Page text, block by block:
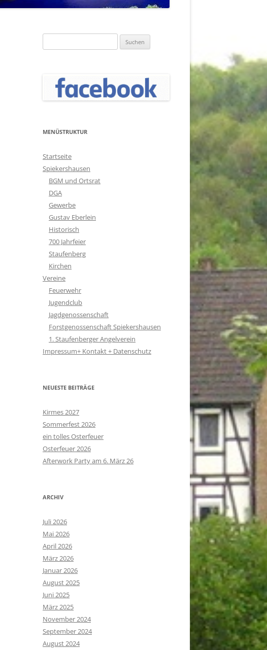
nach:
MENÜSTRUKTUR
Startseite
Spiekershausen
BGM und Ortsrat
DGA
Gewerbe
Gustav Eberlein
Historisch
700 Jahrfeier
Staufenberg
Kirchen
Vereine
Feuerwehr
Jugendclub
Jagdgenossenschaft
Forstgenossenschaft Spiekershausen
1. Staufenberger Angelverein
Impressum+ Kontakt + Datenschutz
NEUESTE BEITRÄGE
Kirmes 2027
Sommerfest 2026
ein tolles Osterfeuer
Osterfeuer 2026
Afterwork Party am 6. März 26
ARCHIV
Juli 2026
Mai 2026
April 2026
März 2026
Januar 2026
August 2025
Juni 2025
März 2025
November 2024
September 2024
August 2024